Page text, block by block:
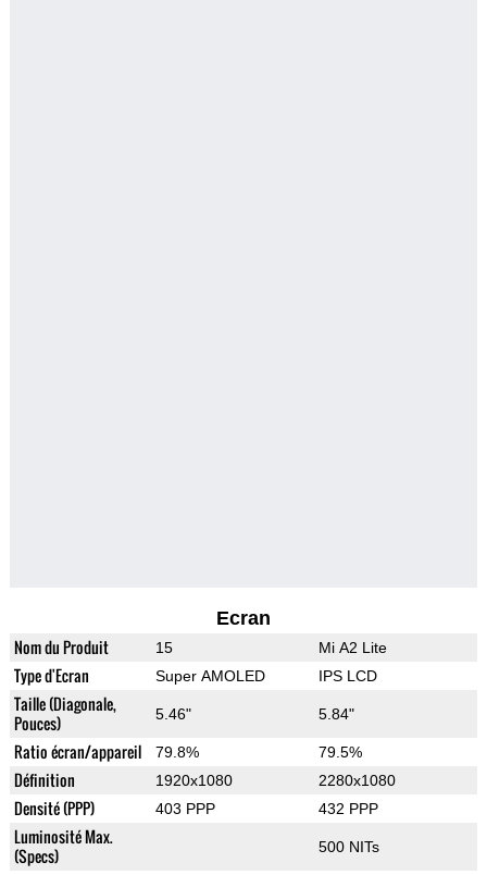
Ecran
Nom du Produit 15 Mi A2 Lite
Type d'Ecran Super AMOLED IPS LCD
Taille (Diagonale,
Pouces)
5.46" 5.84"
Ratio écran/appareil 79.8% 79.5%
Définition 1920x1080 2280x1080
Densité (PPP) 403 PPP 432 PPP
Luminosité Max.
(Specs)
500 NITs